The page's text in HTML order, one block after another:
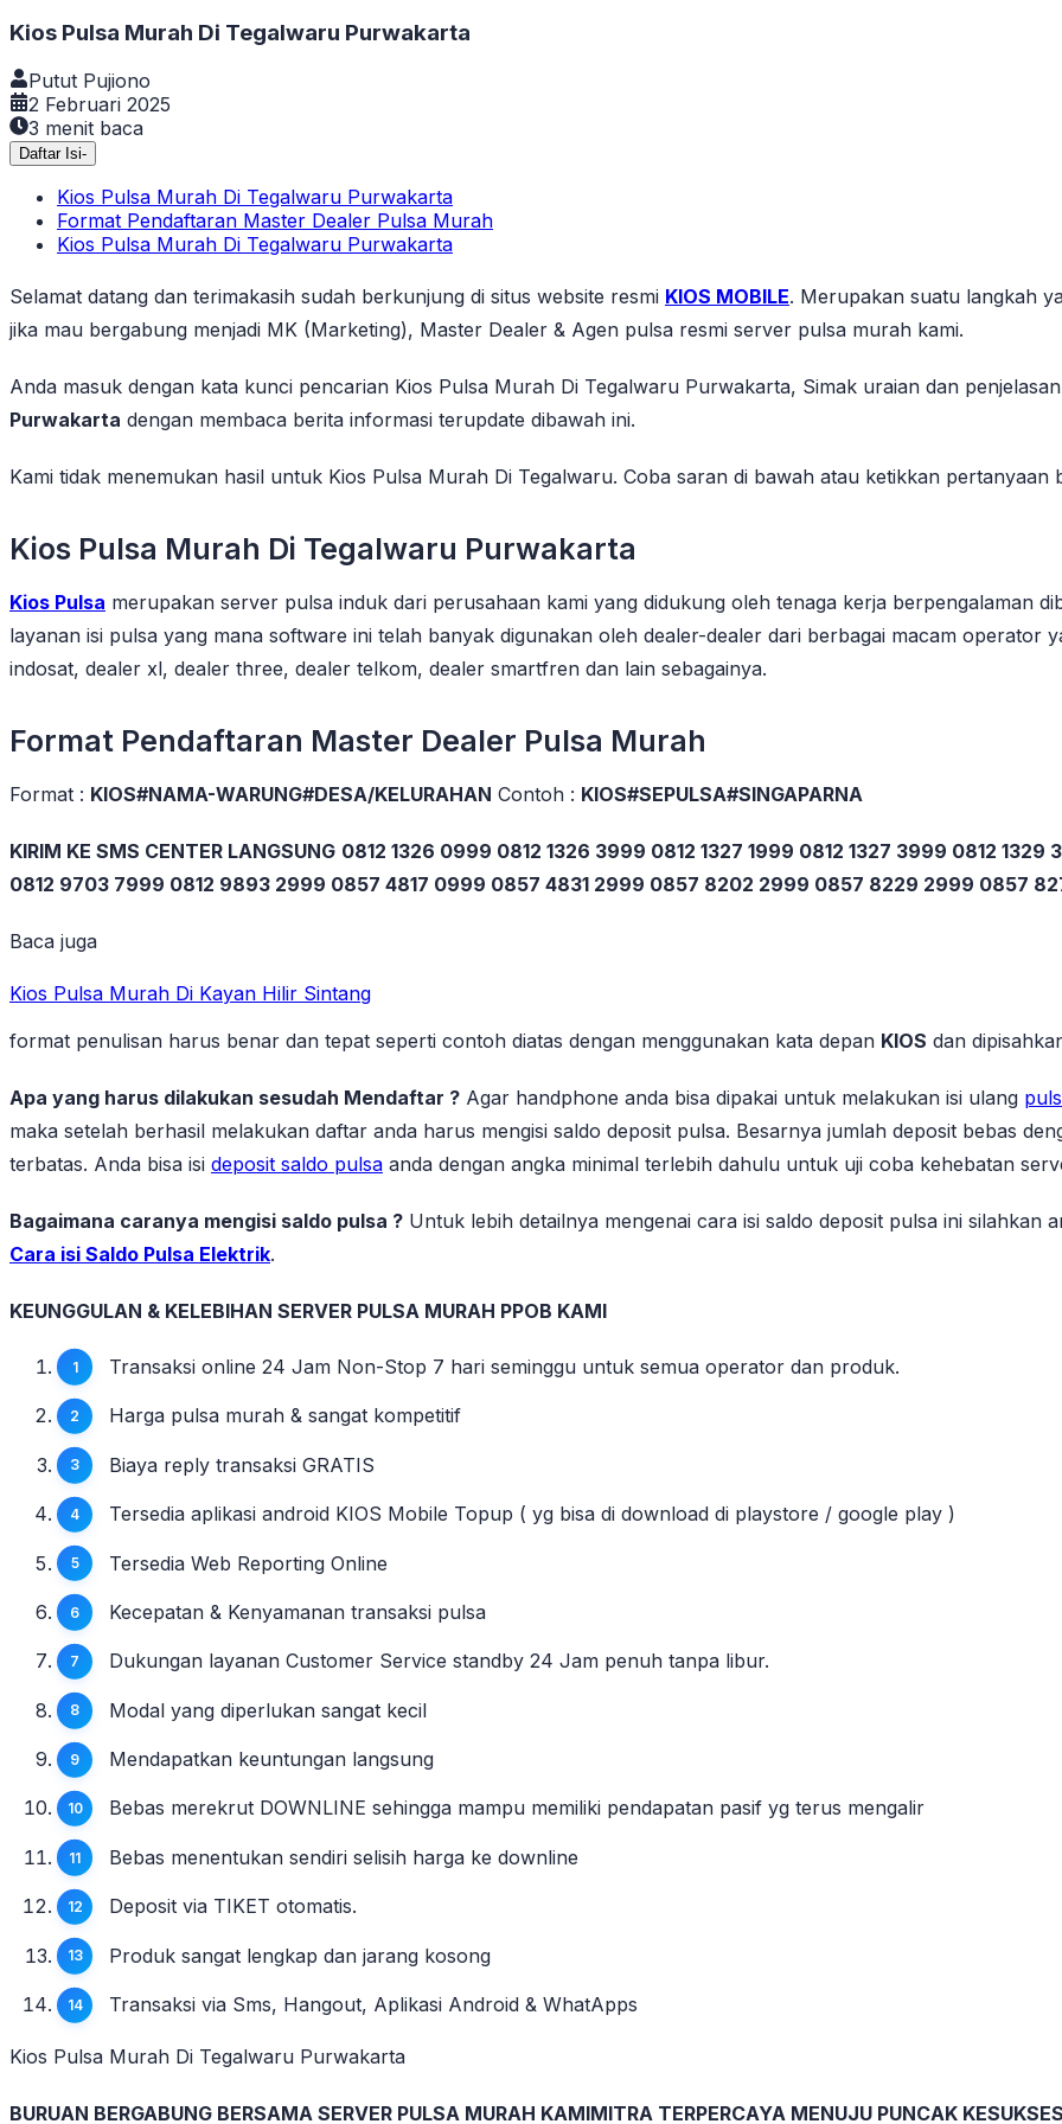
Kios Pulsa Murah Di Tegalwaru Purwakarta
Putut Pujiono
2 Februari 2025
3 menit baca
Daftar Isi-
Kios Pulsa Murah Di Tegalwaru Purwakarta
Format Pendaftaran Master Dealer Pulsa Murah
Kios Pulsa Murah Di Tegalwaru Purwakarta
Selamat datang dan terimakasih sudah berkunjung di situs website resmi KIOS MOBILE. Merupakan suatu langkah
jika mau bergabung menjadi MK (Marketing), Master Dealer & Agen pulsa resmi server pulsa murah kami.
Anda masuk dengan kata kunci pencarian Kios Pulsa Murah Di Tegalwaru Purwakarta, Simak uraian dan
Purwakarta dengan membaca berita informasi terupdate dibawah ini.
Kami tidak menemukan hasil untuk Kios Pulsa Murah Di Tegalwaru. Coba saran di bawah atau ketikkan pertanyaan
Kios Pulsa Murah Di Tegalwaru Purwakarta
Kios Pulsa merupakan server pulsa induk dari perusahaan kami yang didukung oleh tenaga kerja berpengalaman
layanan isi pulsa yang mana software ini telah banyak digunakan oleh dealer-dealer dari berbagai macam operator
indosat, dealer xl, dealer three, dealer telkom, dealer smartfren dan lain sebagainya.
Format Pendaftaran Master Dealer Pulsa Murah
Format : KIOS#NAMA-WARUNG#DESA/KELURAHAN Contoh : KIOS#SEPULSA#SINGAPARNA
KIRIM KE SMS CENTER LANGSUNG 0812 1326 0999 0812 1326 3999 0812 1327 1999 0812 1327 3999 0812
0812 9703 7999 0812 9893 2999 0857 4817 0999 0857 4831 2999 0857 8202 2999 0857 8229 2999 0857
Baca juga
Kios Pulsa Murah Di Kayan Hilir Sintang
format penulisan harus benar dan tepat seperti contoh diatas dengan menggunakan kata depan KIOS dan
Apa yang harus dilakukan sesudah Mendaftar ? Agar handphone anda bisa dipakai untuk melakukan isi ulang
maka setelah berhasil melakukan daftar anda harus mengisi saldo deposit pulsa. Besarnya jumlah deposit bebas
terbatas. Anda bisa isi deposit saldo pulsa anda dengan angka minimal terlebih dahulu untuk uji coba kehebatan
Bagaimana caranya mengisi saldo pulsa ? Untuk lebih detailnya mengenai cara isi saldo deposit pulsa ini silahkan
Cara isi Saldo Pulsa Elektrik.
KEUNGGULAN & KELEBIHAN SERVER PULSA MURAH PPOB KAMI
Transaksi online 24 Jam Non-Stop 7 hari seminggu untuk semua operator dan produk.
Harga pulsa murah & sangat kompetitif
Biaya reply transaksi GRATIS
Tersedia aplikasi android KIOS Mobile Topup ( yg bisa di download di playstore / google play )
Tersedia Web Reporting Online
Kecepatan & Kenyamanan transaksi pulsa
Dukungan layanan Customer Service standby 24 Jam penuh tanpa libur.
Modal yang diperlukan sangat kecil
Mendapatkan keuntungan langsung
Bebas merekrut DOWNLINE sehingga mampu memiliki pendapatan pasif yg terus mengalir
Bebas menentukan sendiri selisih harga ke downline
Deposit via TIKET otomatis.
Produk sangat lengkap dan jarang kosong
Transaksi via Sms, Hangout, Aplikasi Android & WhatApps
Kios Pulsa Murah Di Tegalwaru Purwakarta
BURUAN BERGABUNG BERSAMA SERVER PULSA MURAH KAMIMITRA TERPERCAYA MENUJU PUNCAK